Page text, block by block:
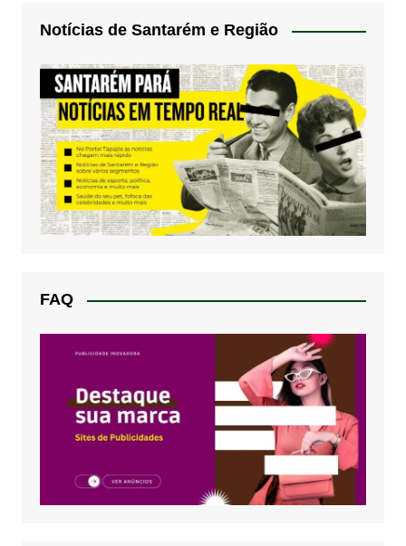
Notícias de Santarém e Região
FAQ